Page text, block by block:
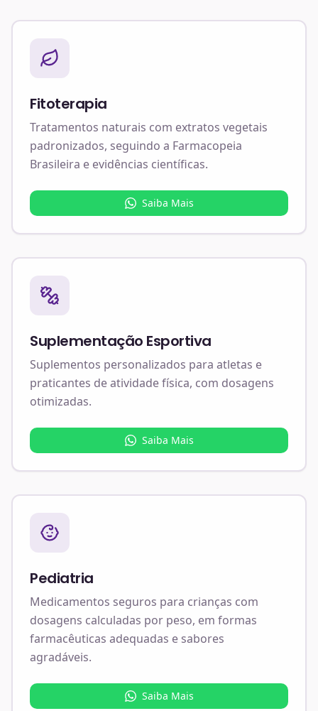
Fitoterapia
Tratamentos naturais com extratos vegetais
padronizados, seguindo a Farmacopeia
Brasileira e evidências científicas.
Saiba Mais
Suplementação Esportiva
Suplementos personalizados para atletas e
praticantes de atividade física, com dosagens
otimizadas.
Saiba Mais
Pediatria
Medicamentos seguros para crianças com
dosagens calculadas por peso, em formas
farmacêuticas adequadas e sabores
agradáveis.
Saiba Mais